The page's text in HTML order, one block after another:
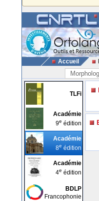
Accueil
TLFi
Académie
9e édition
Académie
8e édition
Académie
4e édition
BDLP
Francophonie